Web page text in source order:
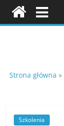
Strona główna »
Szkolenia